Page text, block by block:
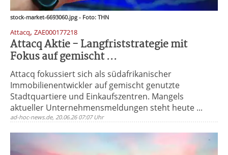
stock-market-6693060.jpg - Foto: THN
Attacq, ZAE000177218
Attacq Aktie - Langfriststrategie mit
Fokus auf gemischt ...
Attacq fokussiert sich als südafrikanischer
Immobilienentwickler auf gemischt genutzte
Stadtquartiere und Einkaufszentren. Mangels
aktueller Unternehmensmeldungen steht heute ...
ad-hoc-news.de, 20.06.26 07:07 Uhr